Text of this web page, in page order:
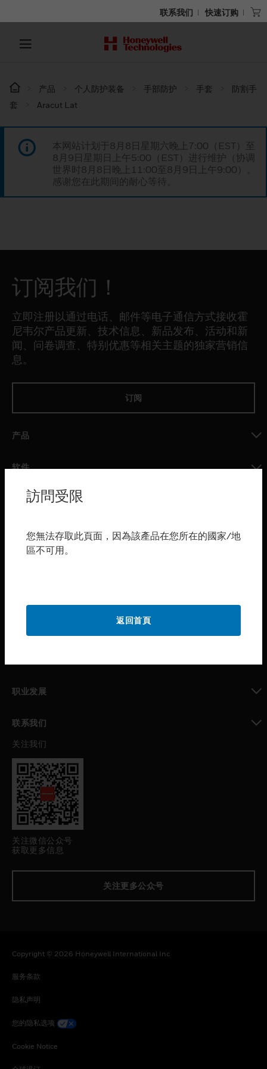
联系我们 快速订购
产品 个人防护装备 手部防护 手套
防割手
套
Aracut Lat
本网站计划于8月8日星期六晚上7:00（EST）至
8月9日星期日上午5:00（EST）进行维护（协调
世界时8月8日晚上11:00至8月9日上午9:00）。
感谢您在此期间的耐心等待。
订阅我们！
立即注册以通过电话、邮件等电子通信方式接收霍
尼韦尔产品更新、技术信息、新品发布、活动和新
闻、问卷调查、特别优惠等相关主题的独家营销信
息。
订阅
产品
软件
toggle view
服务
行业
toggle view
职业发展
联系我们
toggle view
关注我们
关注微信公众号
获取更多信息
关注更多公众号
Copyright © 2026 Honeywell International Inc
服务条款
隐私声明
您的隐私选项
Cookie Notice
訪問受限
您無法存取此頁面，因為該產品在您所在的國家/地
區不可用。
返回首頁